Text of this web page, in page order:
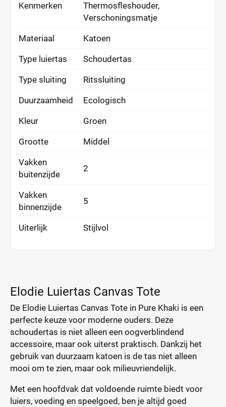
Kenmerken
Thermosfleshouder,
Verschoningsmatje
Materiaal Katoen
Type luiertas Schoudertas
Type sluiting Ritssluiting
Duurzaamheid Ecologisch
Kleur Groen
Grootte Middel
Vakken
buitenzijde
2
Vakken
binnenzijde
5
Uiterlijk Stijlvol
Elodie Luiertas Canvas Tote
De Elodie Luiertas Canvas Tote in Pure Khaki is een
perfecte keuze voor moderne ouders. Deze
schoudertas is niet alleen een oogverblindend
accessoire, maar ook uiterst praktisch. Dankzij het
gebruik van duurzaam katoen is de tas niet alleen
mooi om te zien, maar ook milieuvriendelijk.
Met een hoofdvak dat voldoende ruimte biedt voor
luiers, voeding en speelgoed, ben je altijd goed